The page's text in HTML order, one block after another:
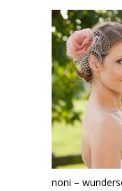
noni –